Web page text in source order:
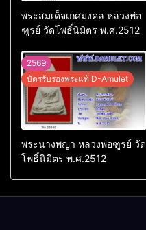
พระสมเด็จเกศมงคล หลวงพ่อ
ฑูรย์ วัดโพธิ์นิมิตร พ.ศ.2512
2569
บัตรรับรองพระแท้ D-Amulet
พระนางพญา หลวงพ่อฑูรย์ วัด
โพธิ์นิมิตร พ.ศ.2512